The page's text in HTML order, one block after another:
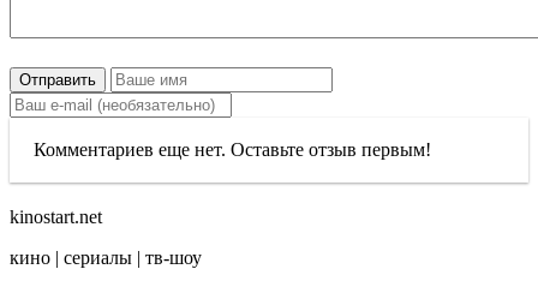
Отправить
Комментариев еще нет. Оставьте отзыв первым!
kinostart.net
кино | сериалы | тв-шоу